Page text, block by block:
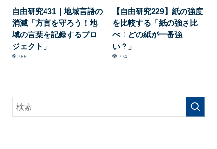
自由研究431｜地域言語の
消滅「方言を守ろう！地
域の言葉を記録するプロ
ジェクト」
788
【自由研究229】紙の強度
を比較する「紙の強さ比
べ！どの紙が一番強
い？」
774